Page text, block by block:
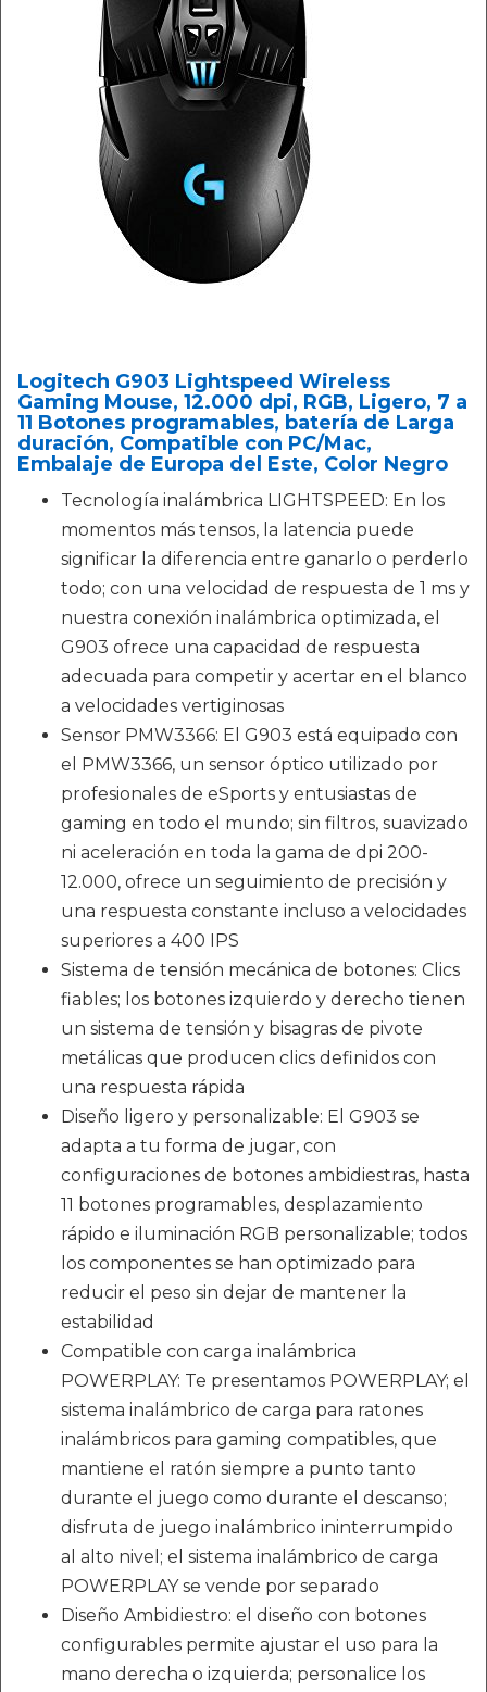
Logitech G903 Lightspeed Wireless
Gaming Mouse, 12.000 dpi, RGB, Ligero, 7 a
11 Botones programables, batería de Larga
duración, Compatible con PC/Mac,
Embalaje de Europa del Este, Color Negro
Tecnología inalámbrica LIGHTSPEED: En los
momentos más tensos, la latencia puede
significar la diferencia entre ganarlo o perderlo
todo; con una velocidad de respuesta de 1 ms y
nuestra conexión inalámbrica optimizada, el
G903 ofrece una capacidad de respuesta
adecuada para competir y acertar en el blanco
a velocidades vertiginosas
Sensor PMW3366: El G903 está equipado con
el PMW3366, un sensor óptico utilizado por
profesionales de eSports y entusiastas de
gaming en todo el mundo; sin filtros, suavizado
ni aceleración en toda la gama de dpi 200-
12.000, ofrece un seguimiento de precisión y
una respuesta constante incluso a velocidades
superiores a 400 IPS
Sistema de tensión mecánica de botones: Clics
fiables; los botones izquierdo y derecho tienen
un sistema de tensión y bisagras de pivote
metálicas que producen clics definidos con
una respuesta rápida
Diseño ligero y personalizable: El G903 se
adapta a tu forma de jugar, con
configuraciones de botones ambidiestras, hasta
11 botones programables, desplazamiento
rápido e iluminación RGB personalizable; todos
los componentes se han optimizado para
reducir el peso sin dejar de mantener la
estabilidad
Compatible con carga inalámbrica
POWERPLAY: Te presentamos POWERPLAY; el
sistema inalámbrico de carga para ratones
inalámbricos para gaming compatibles, que
mantiene el ratón siempre a punto tanto
durante el juego como durante el descanso;
disfruta de juego inalámbrico ininterrumpido
al alto nivel; el sistema inalámbrico de carga
POWERPLAY se vende por separado
Diseño Ambidiestro: el diseño con botones
configurables permite ajustar el uso para la
mano derecha o izquierda; personalice los